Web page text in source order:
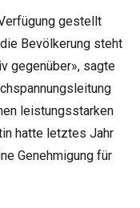
gestellt
Bevölkerung steht
gegenüber», sagte
leistungsstarken
hatte letztes Jahr
Genehmigung für